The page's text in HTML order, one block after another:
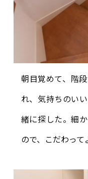
朝目覚めて、階
れ、気持ちのい
緒に探した。細
ので、こだわって